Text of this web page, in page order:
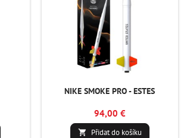
NIKE SMOKE PRO - ESTES
94,00 €
 Přidat do košíku